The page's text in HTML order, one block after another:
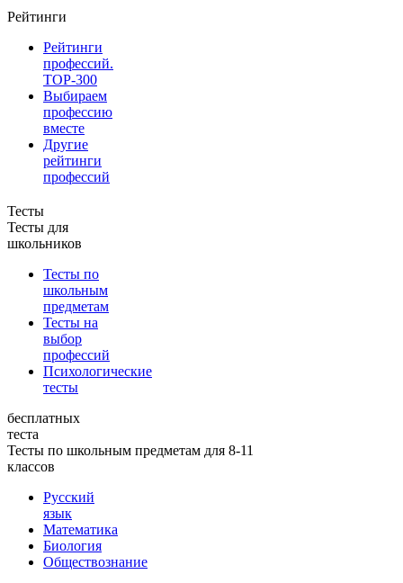
Рейтинги
Рейтинги
профессий.
TOP-300
Выбираем
профессию
вместе
Другие
рейтинги
профессий
Тесты
Тесты для
школьников
Тесты по
школьным
предметам
Тесты на
выбор
профессий
Психологические
тесты
бесплатных
теста
Тесты по школьным предметам для 8-11
классов
Русский
язык
Математика
Биология
Обществознание